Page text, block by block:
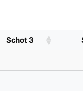
Schot 3